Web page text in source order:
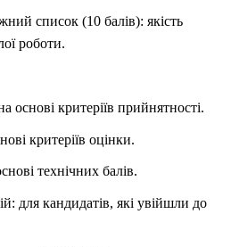
список (10 балів): якість
роботи.
основі критеріїв прийнятності.
критеріїв оцінки.
технічних балів.
для кандидатів, які увійшли до